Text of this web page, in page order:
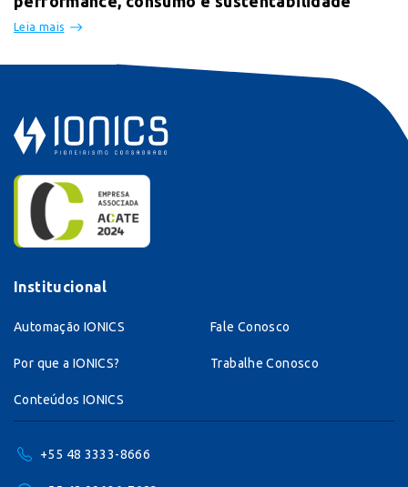
Leia mais
Institucional
Automação IONICS
Por que a IONICS?
Conteúdos IONICS
Fale Conosco
Trabalhe Conosco
+55 48 3333-8666